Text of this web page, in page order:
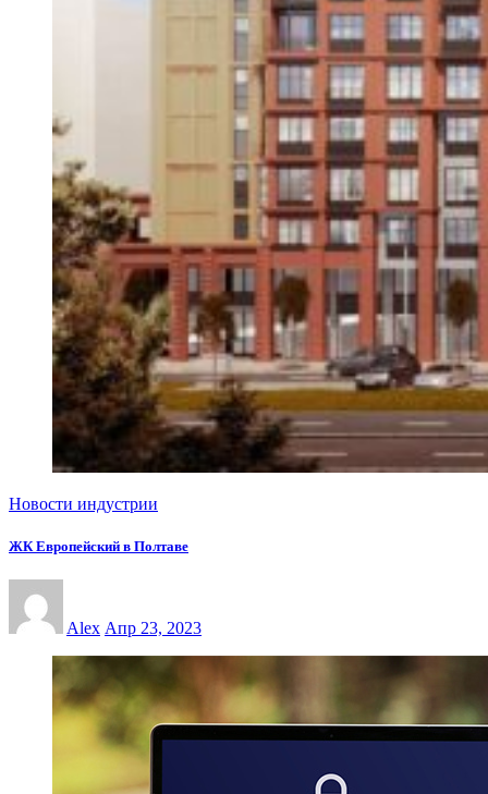
Новости индустрии
ЖК Европейский в Полтаве
Alex Апр 23, 2023